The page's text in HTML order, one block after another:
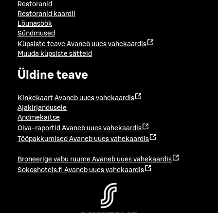
Restoranid
Restoranid kaardil
Lõunasöök
Sündmused
Küpsiste teave Avaneb uues vahekaardis
Muuda küpsiste sätteid
Üldine teave
Kinkekaart Avaneb uues vahekaardis
Ajakirjandusele
Andmekaitse
Oiva-raportid Avaneb uues vahekaardis
Tööpakkumised Avaneb uues vahekaardis
Broneerige vabu ruume Avaneb uues vahekaardis
Sokoshotels.fi Avaneb uues vahekaardis